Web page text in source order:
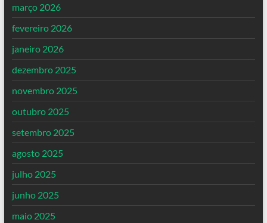
março 2026
fevereiro 2026
janeiro 2026
dezembro 2025
novembro 2025
outubro 2025
setembro 2025
agosto 2025
julho 2025
junho 2025
maio 2025